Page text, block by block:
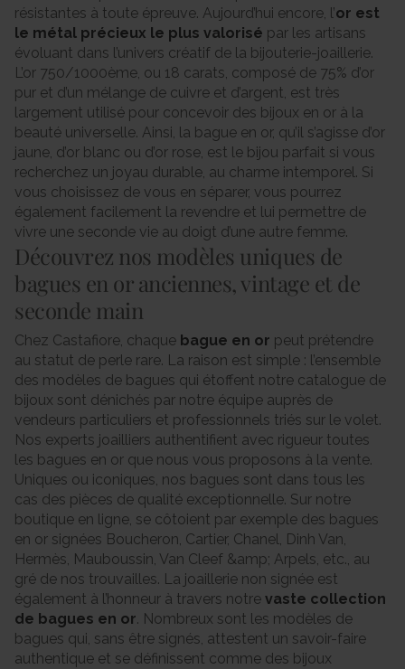
résistantes à toute épreuve. Aujourd’hui encore, l’or est
le métal précieux le plus valorisé par les artisans
évoluant dans l’univers créatif de la bijouterie-joaillerie.
L’or 750/1000ème, ou 18 carats, composé de 75% d’or
pur et d’un mélange de cuivre et d’argent, est très
largement utilisé pour concevoir des bijoux en or à la
beauté universelle. Ainsi, la bague en or, qu’il s’agisse d’or
jaune, d’or blanc ou d’or rose, est le bijou parfait si vous
recherchez un joyau durable, au charme intemporel. Si
vous choisissez de vous en séparer, vous pourrez
également facilement la revendre et lui permettre de
vivre une seconde vie au doigt d’une autre femme.
Découvrez nos modèles uniques de
bagues en or anciennes, vintage et de
seconde main
Chez Castafiore, chaque bague en or peut prétendre
au statut de perle rare. La raison est simple : l’ensemble
des modèles de bagues qui étoffent notre catalogue de
bijoux sont dénichés par notre équipe auprès de
vendeurs particuliers et professionnels triés sur le volet.
Nos experts joailliers authentifient avec rigueur toutes
les bagues en or que nous vous proposons à la vente.
Uniques ou iconiques, nos bagues sont dans tous les
cas des pièces de qualité exceptionnelle. Sur notre
boutique en ligne, se côtoient par exemple des bagues
en or signées Boucheron, Cartier, Chanel, Dinh Van,
Hermès, Mauboussin, Van Cleef &amp; Arpels, etc., au
gré de nos trouvailles. La joaillerie non signée est
également à l’honneur à travers notre vaste collection
de bagues en or. Nombreux sont les modèles de
bagues qui, sans être signés, attestent un savoir-faire
authentique et se définissent comme des bijoux